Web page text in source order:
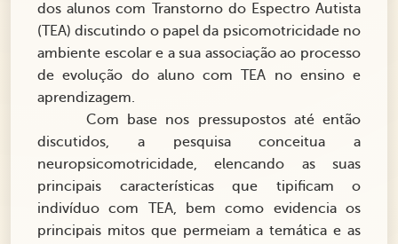
dos alunos com Transtorno do Espectro Autista
(TEA) discutindo o papel da psicomotricidade no
ambiente escolar e a sua associação ao processo
de evolução do aluno com TEA no ensino e
aprendizagem.
Com base nos pressupostos até então
discutidos, a pesquisa conceitua a
neuropsicomotricidade, elencando as suas
principais características que tipificam o
indivíduo com TEA, bem como evidencia os
principais mitos que permeiam a temática e as